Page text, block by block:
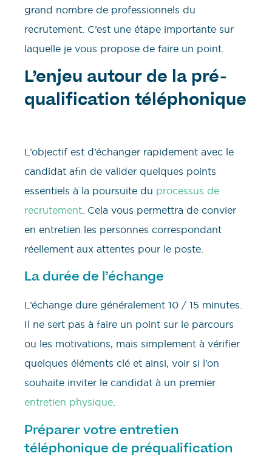
grand nombre de professionnels du
recrutement. C’est une étape importante sur
laquelle je vous propose de faire un point.
L’enjeu autour de la pré-
qualification téléphonique
L’objectif est d’échanger rapidement avec le
candidat afin de valider quelques points
essentiels à la poursuite du processus de
recrutement . Cela vous permettra de convier
en entretien les personnes correspondant
réellement aux attentes pour le poste.
La durée de l’échange
L’échange dure généralement 10 / 15 minutes.
Il ne sert pas à faire un point sur le parcours
ou les motivations, mais simplement à vérifier
quelques éléments clé et ainsi, voir si l’on
souhaite inviter le candidat à un premier
entretien physique.
Préparer votre entretien
téléphonique de préqualification